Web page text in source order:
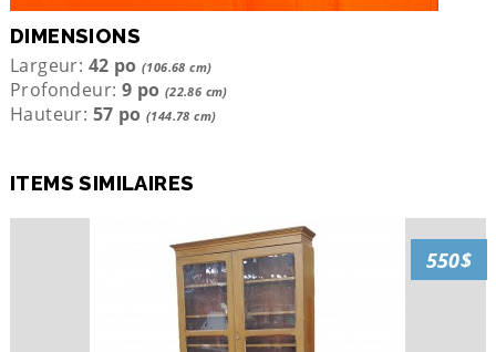
DIMENSIONS
Largeur: 42 po (106.68 cm)
Profondeur: 9 po (22.86 cm)
Hauteur: 57 po (144.78 cm)
ITEMS SIMILAIRES
550$